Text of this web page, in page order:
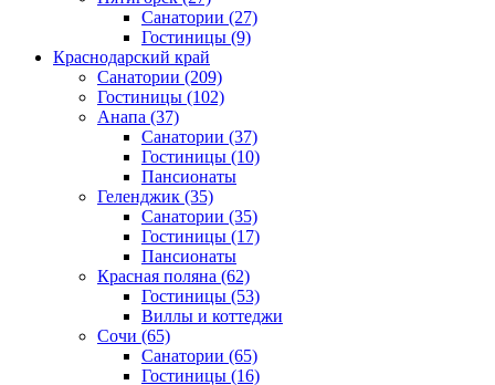
Санатории (27)
Гостиницы (9)
Краснодарский край
Санатории (209)
Гостиницы (102)
Анапа (37)
Санатории (37)
Гостиницы (10)
Пансионаты
Геленджик (35)
Санатории (35)
Гостиницы (17)
Пансионаты
Красная поляна (62)
Гостиницы (53)
Виллы и коттеджи
Сочи (65)
Санатории (65)
Гостиницы (16)